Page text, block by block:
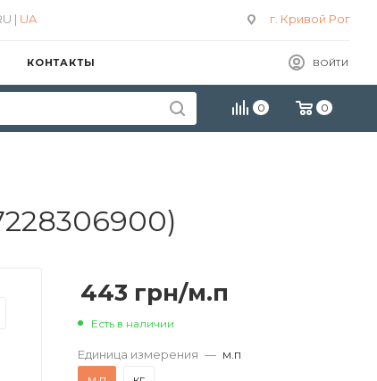
г. Кривой Рог
| UA
ВОЙТИ
КОНТАКТЫ
0 0
443 грн/м.п
Есть в наличии
Единица измерения — м.п